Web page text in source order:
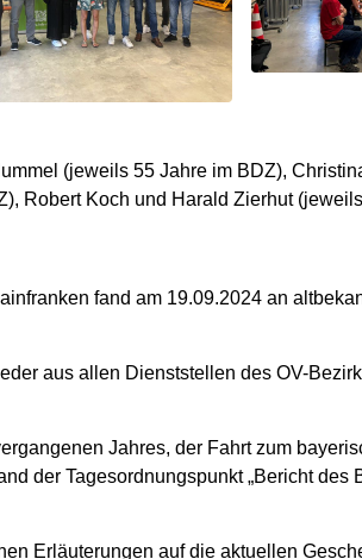
(jeweils 55 Jahre im BDZ),
Robert Koch und Harald Zierhut
fand am 19.09.2024 an
aus allen Dienststellen des OV-
Jahres, der Fahrt zum
der Tagesordnungspunkt „Bericht des
Erläuterungen auf die aktuellen